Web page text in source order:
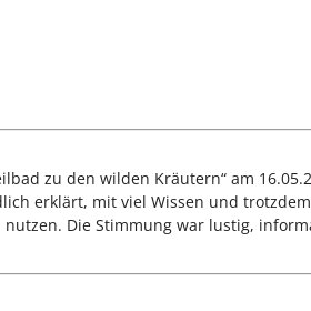
zu den wilden Kräutern“ am
erklärt, mit viel Wissen und
Die Stimmung war lustig,